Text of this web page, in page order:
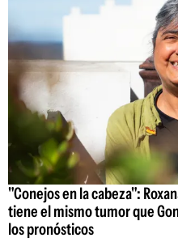
"Conejos en la cabeza":
tiene el mismo tumor que
los pronósticos